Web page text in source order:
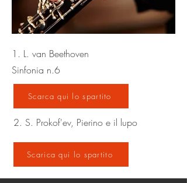
1. L. van Beethoven
Sinfonia n.6
Scarca qui lo spartito
2. S. Prokof'ev, Pierino e il lupo
Scarica qui lo spartito